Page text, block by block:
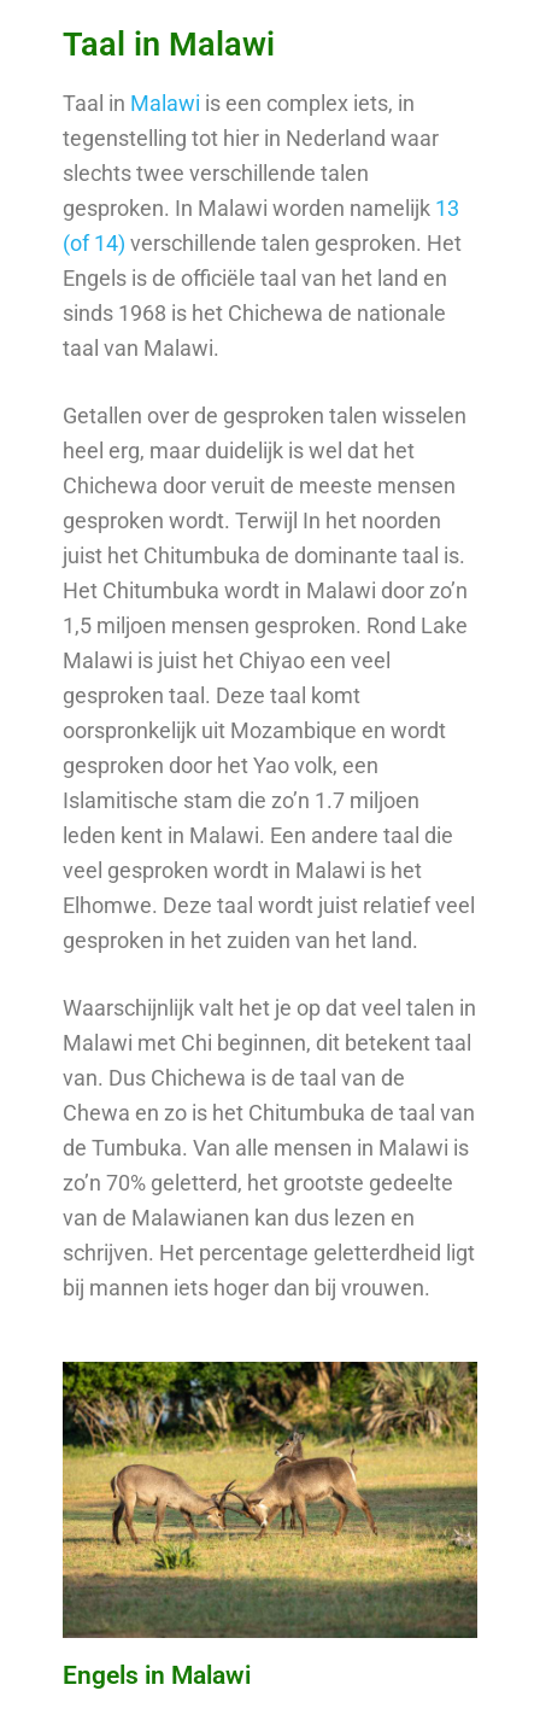
Taal in Malawi
Taal in Malawi is een complex iets, in
tegenstelling tot hier in Nederland waar
slechts twee verschillende talen
gesproken. In Malawi worden namelijk 13
(of 14) verschillende talen gesproken. Het
Engels is de officiële taal van het land en
sinds 1968 is het Chichewa de nationale
taal van Malawi.
Getallen over de gesproken talen wisselen
heel erg, maar duidelijk is wel dat het
Chichewa door veruit de meeste mensen
gesproken wordt. Terwijl In het noorden
juist het Chitumbuka de dominante taal is.
Het Chitumbuka wordt in Malawi door zo’n
1,5 miljoen mensen gesproken. Rond Lake
Malawi is juist het Chiyao een veel
gesproken taal. Deze taal komt
oorspronkelijk uit Mozambique en wordt
gesproken door het Yao volk, een
Islamitische stam die zo’n 1.7 miljoen
leden kent in Malawi. Een andere taal die
veel gesproken wordt in Malawi is het
Elhomwe. Deze taal wordt juist relatief veel
gesproken in het zuiden van het land.
Waarschijnlijk valt het je op dat veel talen in
Malawi met Chi beginnen, dit betekent taal
van. Dus Chichewa is de taal van de
Chewa en zo is het Chitumbuka de taal van
de Tumbuka. Van alle mensen in Malawi is
zo’n 70% geletterd, het grootste gedeelte
van de Malawianen kan dus lezen en
schrijven. Het percentage geletterdheid ligt
bij mannen iets hoger dan bij vrouwen.
Engels in Malawi